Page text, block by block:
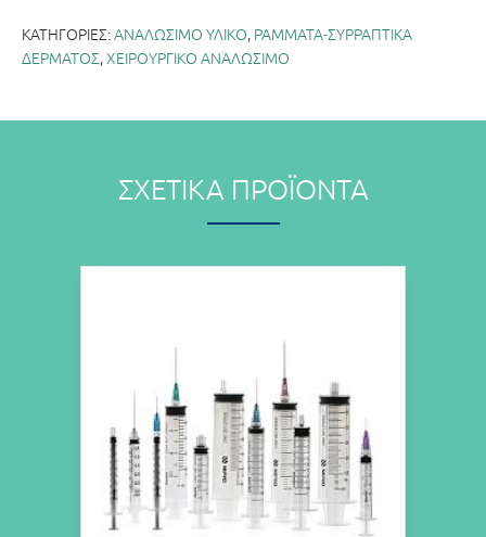
ΚΑΤΗΓΟΡΊΕΣ:ΑΝΑΛΩΣΙΜΟ ΥΛΙΚΟ, ΡΑΜΜΑΤΑ-ΣΥΡΡΑΠΤΙΚΑ
ΔΕΡΜΑΤΟΣ,ΧΕΙΡΟΥΡΓΙΚΟ ΑΝΑΛΩΣΙΜΟ
ΣΧΕΤΙΚΆ ΠΡΟΪΌΝΤΑ